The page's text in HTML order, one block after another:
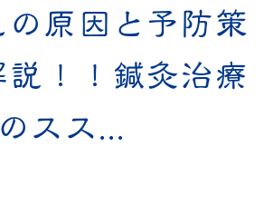
原因と予防策
説！！鍼灸治療
のスス...